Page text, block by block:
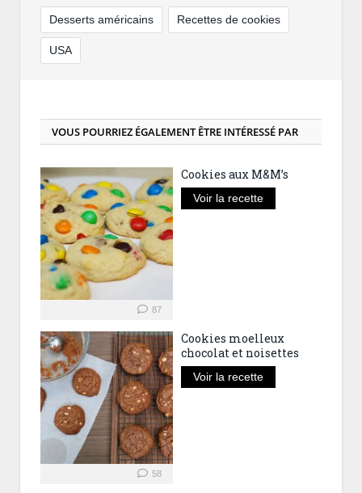
Desserts américains Recettes de cookies
USA
VOUS POURRIEZ ÉGALEMENT ÊTRE INTÉRESSÉ PAR
87
Cookies aux M&M’s
Voir la recette
58
Cookies moelleux
chocolat et noisettes
Voir la recette